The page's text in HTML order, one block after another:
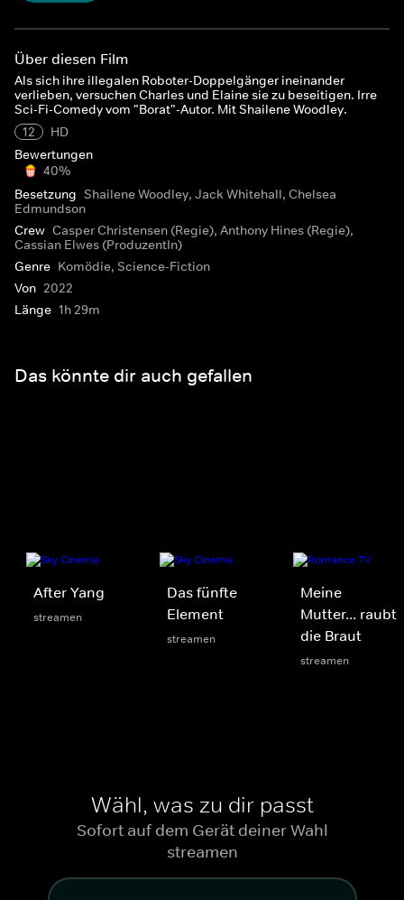
Über diesen Film
Als sich ihre illegalen Roboter-Doppelgänger ineinander
verlieben, versuchen Charles und Elaine sie zu beseitigen. Irre
Sci-Fi-Comedy vom "Borat"-Autor. Mit Shailene Woodley.
12
HD
Bewertungen
40%
Besetzung Shailene Woodley, Jack Whitehall, Chelsea
Edmundson
Crew Casper Christensen (Regie), Anthony Hines (Regie),
Cassian Elwes (ProduzentIn)
Genre Komödie, Science-Fiction
Von 2022
Länge 1h 29m
Das könnte dir auch gefallen
After Yang
streamen
Das fünfte
Element
streamen
Meine
Mutter... raubt
die Braut
streamen
Wähl, was zu dir passt
Sofort auf dem Gerät deiner Wahl
streamen